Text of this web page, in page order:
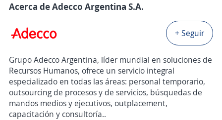
Acerca de Adecco Argentina S.A.
+ Seguir
Grupo Adecco Argentina, líder mundial en soluciones de
Recursos Humanos, ofrece un servicio integral
especializado en todas las áreas: personal temporario,
outsourcing de procesos y de servicios, búsquedas de
mandos medios y ejecutivos, outplacement,
capacitación y consultoría..